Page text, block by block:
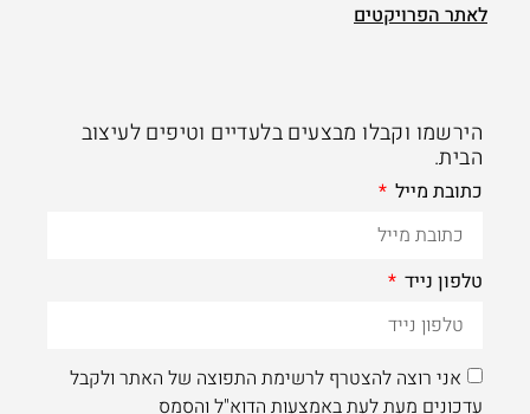
לאתר הפרויקטים
הירשמו וקבלו מבצעים בלעדיים וטיפים לעיצוב
הבית.
כתובת מייל
טלפון נייד
אני רוצה להצטרף לרשימת התפוצה של האתר ולקבל
עדכונים מעת לעת באמצעות הדוא"ל והסמס